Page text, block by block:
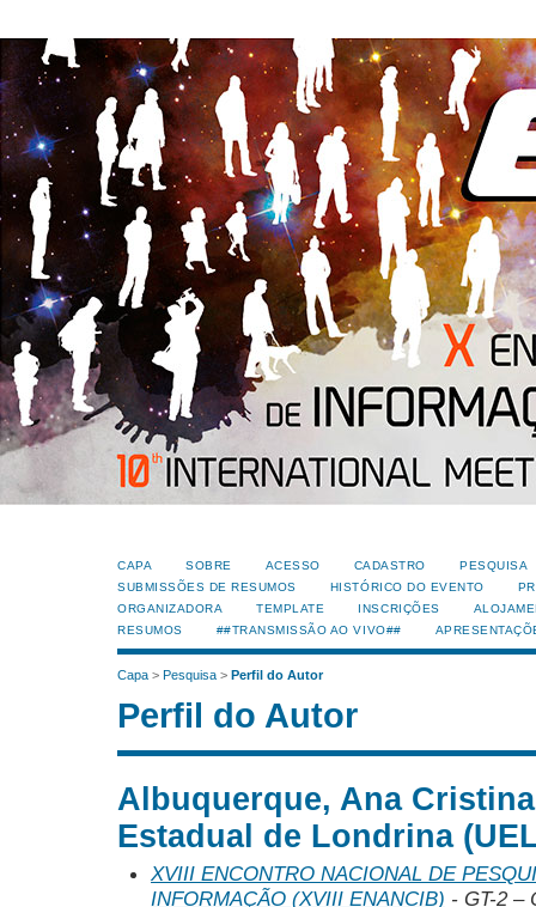
CAPA SOBRE ACESSO CADASTRO
PESQUISA
SUBMISSÕES DE RESUMOS
HISTÓRICO DO EVENTO
ORGANIZADORA
TEMPLATE INSCRIÇÕES
RESUMOS
##TRANSMISSÃO AO VIVO##
Capa > Pesquisa > Perfil do Autor
Perfil do Autor
Albuquerque, Ana
Estadual de Londrina
XVIII ENCONTRO NACIONAL DE
INFORMAÇÃO (XVIII ENANCIB) - GT-2 –